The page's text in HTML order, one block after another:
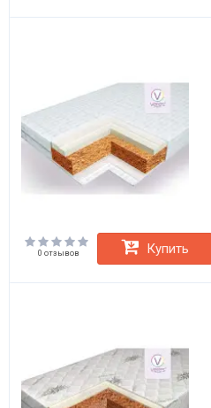
0 отзывов Купить